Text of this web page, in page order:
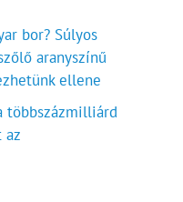
bor? Súlyos
aranyszínű
ellene
többszázmilliárd
az